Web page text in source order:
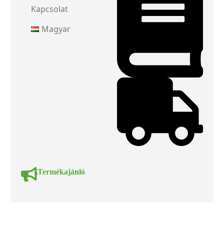
Kapcsolat
Magyar
Termékajánló